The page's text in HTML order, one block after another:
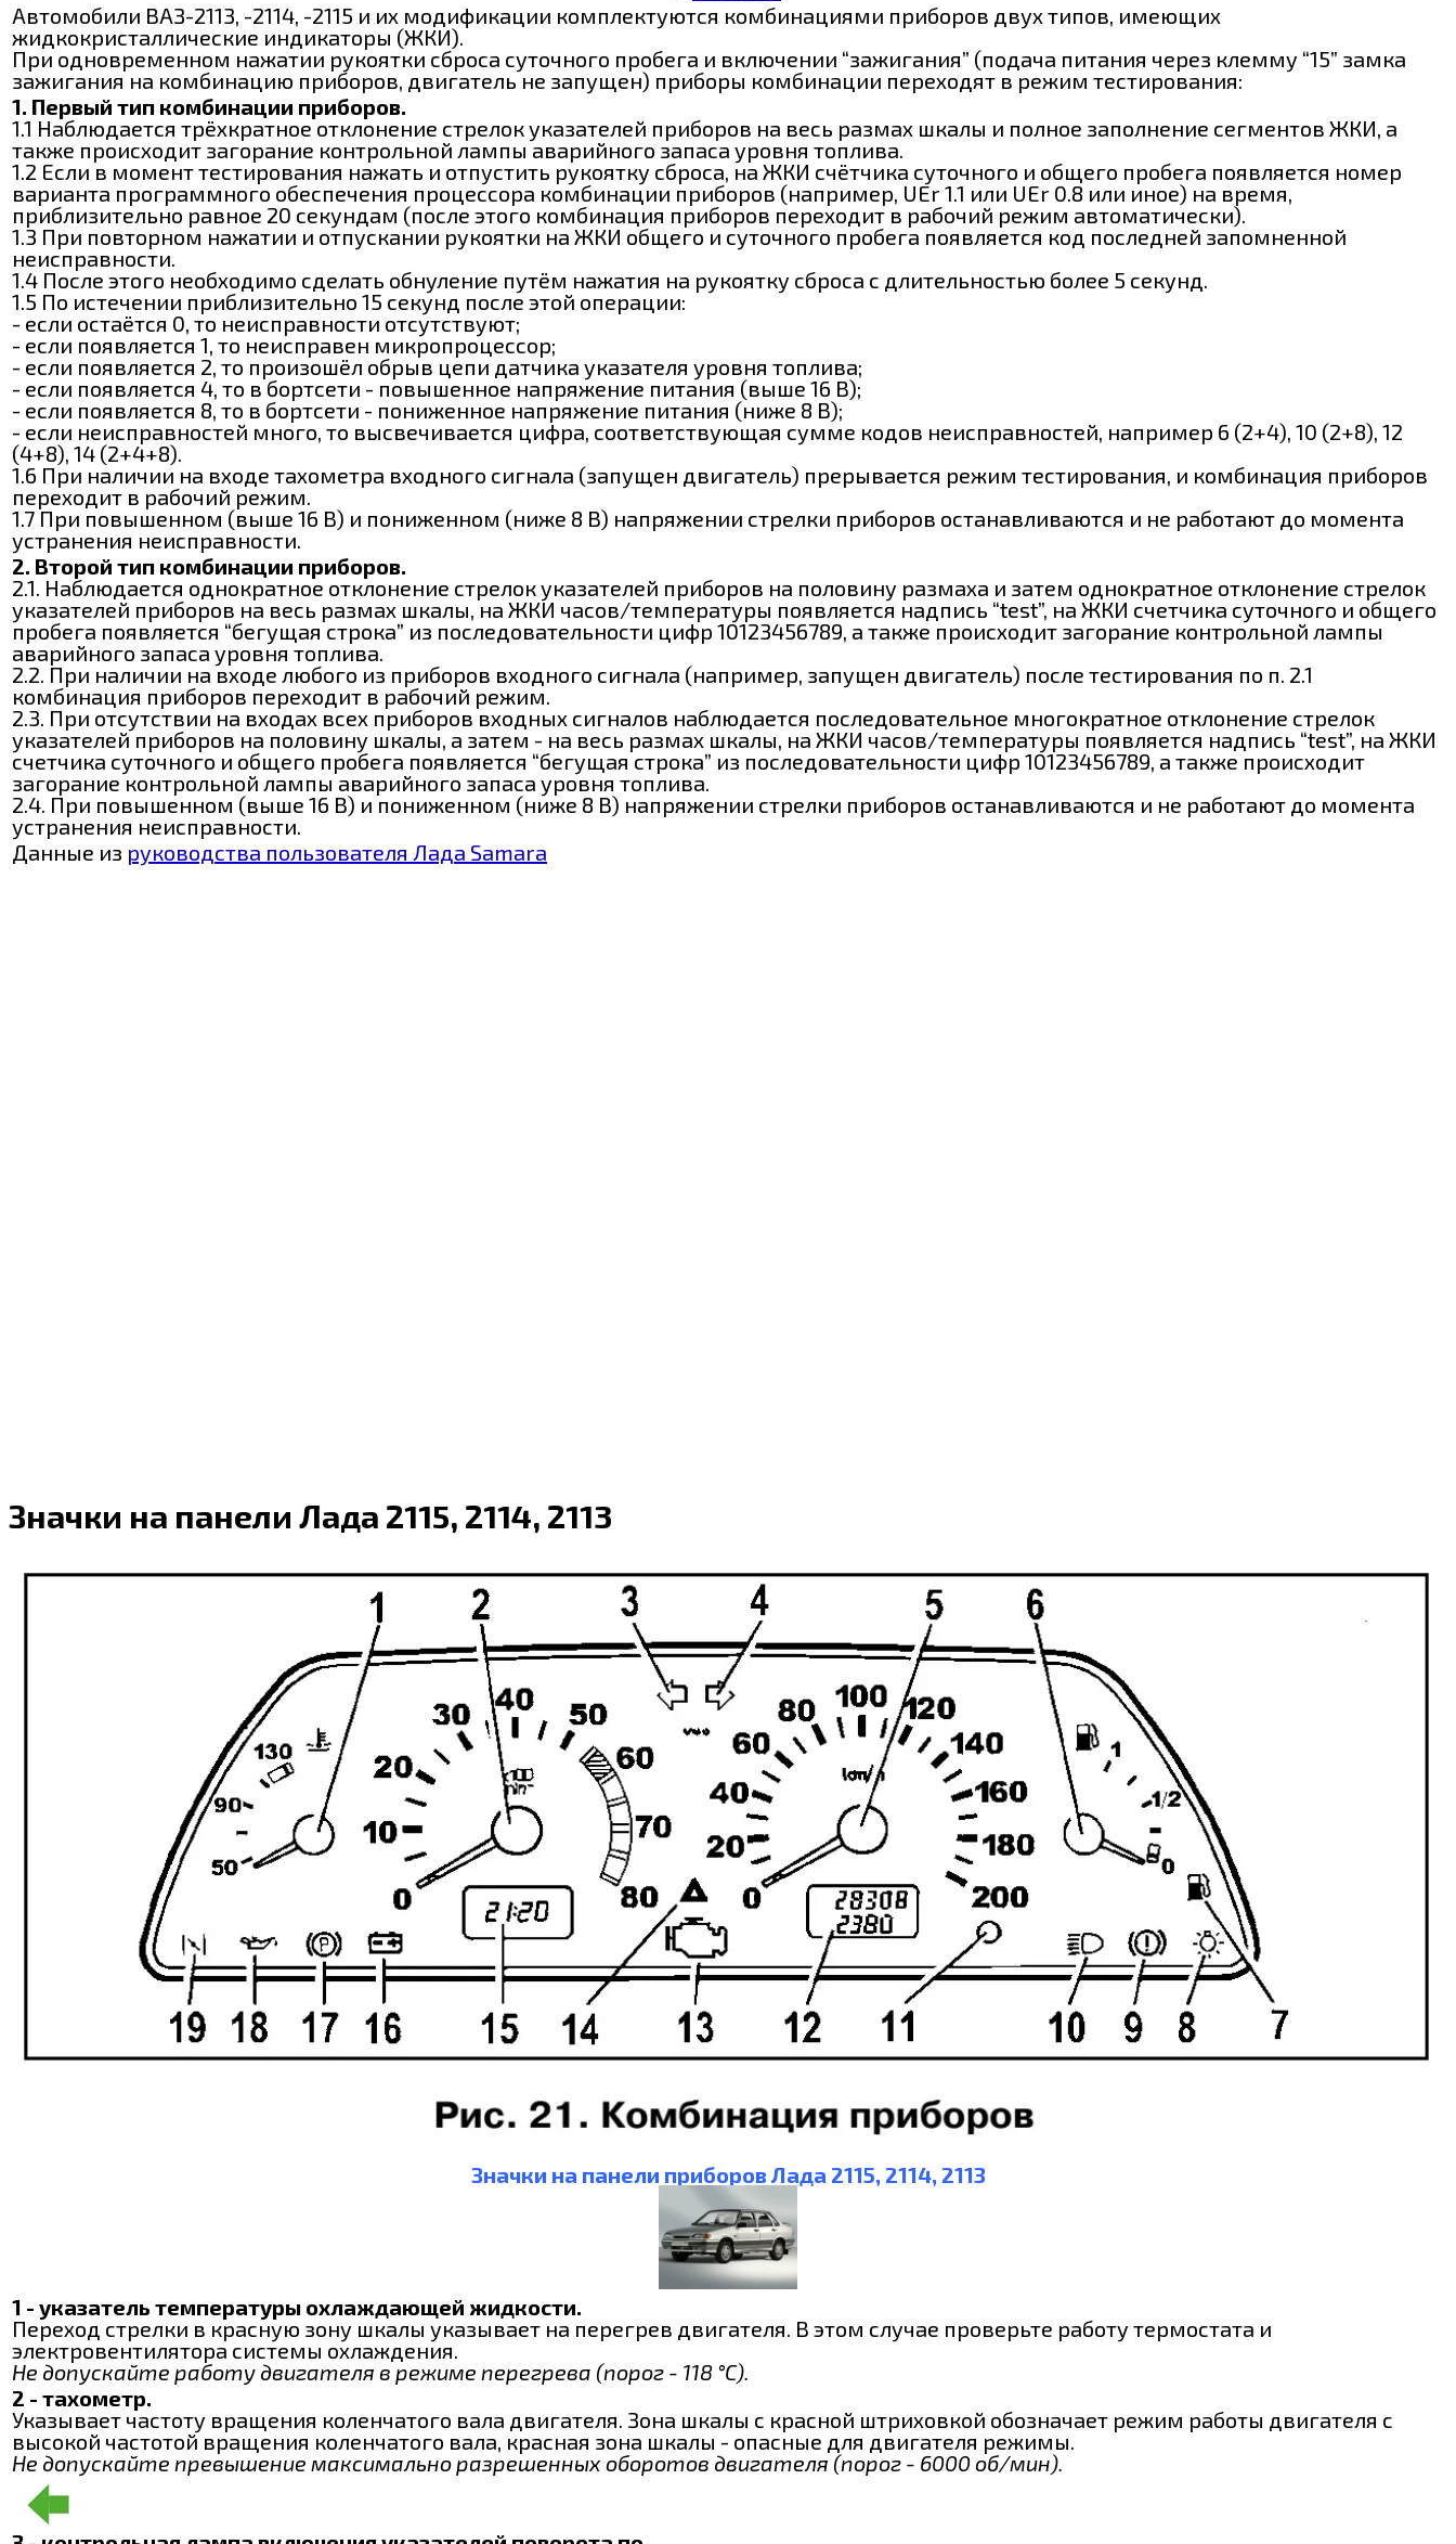
Автомобили ВАЗ-2113, -2114, -2115 и их модификации комплектуются комбинациями приборов двух типов, имеющих
жидкокристаллические индикаторы (ЖКИ).
При одновременном нажатии рукоятки сброса суточного пробега и включении “зажигания” (подача питания через клемму “15” замка
зажигания на комбинацию приборов, двигатель не запущен) приборы комбинации переходят в режим тестирования:
1. Первый тип комбинации приборов.
1.1 Наблюдается трёхкратное отклонение стрелок указателей приборов на весь размах шкалы и полное заполнение сегментов ЖКИ, а
также происходит загорание контрольной лампы аварийного запаса уровня топлива.
1.2 Если в момент тестирования нажать и отпустить рукоятку сброса, на ЖКИ счётчика суточного и общего пробега появляется номер
варианта программного обеспечения процессора комбинации приборов (например, UEr 1.1 или UEr 0.8 или иное) на время,
приблизительно равное 20 секундам (после этого комбинация приборов переходит в рабочий режим автоматически).
1.3 При повторном нажатии и отпускании рукоятки на ЖКИ общего и суточного пробега появляется код последней запомненной
неисправности.
1.4 После этого необходимо сделать обнуление путём нажатия на рукоятку сброса с длительностью более 5 секунд.
1.5 По истечении приблизительно 15 секунд после этой операции:
- если остаётся 0, то неисправности отсутствуют;
- если появляется 1, то неисправен микропроцессор;
- если появляется 2, то произошёл обрыв цепи датчика указателя уровня топлива;
- если появляется 4, то в бортсети - повышенное напряжение питания (выше 16 В);
- если появляется 8, то в бортсети - пониженное напряжение питания (ниже 8 В);
- если неисправностей много, то высвечивается цифра, соответствующая сумме кодов неисправностей, например 6 (2+4), 10 (2+8), 12
(4+8), 14 (2+4+8).
1.6 При наличии на входе тахометра входного сигнала (запущен двигатель) прерывается режим тестирования, и комбинация приборов
переходит в рабочий режим.
1.7 При повышенном (выше 16 В) и пониженном (ниже 8 В) напряжении стрелки приборов останавливаются и не работают до момента
устранения неисправности.
2. Второй тип комбинации приборов.
2.1. Наблюдается однократное отклонение стрелок указателей приборов на половину размаха и затем однократное отклонение стрелок
указателей приборов на весь размах шкалы, на ЖКИ часов/температуры появляется надпись “test”, на ЖКИ счетчика суточного и общего
пробега появляется “бегущая строка” из последовательности цифр 10123456789, а также происходит загорание контрольной лампы
аварийного запаса уровня топлива.
2.2. При наличии на входе любого из приборов входного сигнала (например, запущен двигатель) после тестирования по п. 2.1
комбинация приборов переходит в рабочий режим.
2.3. При отсутствии на входах всех приборов входных сигналов наблюдается последовательное многократное отклонение стрелок
указателей приборов на половину шкалы, а затем - на весь размах шкалы, на ЖКИ часов/температуры появляется надпись “test”, на ЖКИ
счетчика суточного и общего пробега появляется “бегущая строка” из последовательности цифр 10123456789, а также происходит
загорание контрольной лампы аварийного запаса уровня топлива.
2.4. При повышенном (выше 16 В) и пониженном (ниже 8 В) напряжении стрелки приборов останавливаются и не работают до момента
устранения неисправности.
Данные из руководства пользователя Лада Samara
Значки на панели Лада 2115, 2114, 2113
Значки на панели приборов Лада 2115, 2114, 2113
1 - указатель температуры охлаждающей жидкости.
Переход стрелки в красную зону шкалы указывает на перегрев двигателя. В этом случае проверьте работу термостата и
электровентилятора системы охлаждения.
Не допускайте работу двигателя в режиме перегрева (порог - 118 °С).
2 - тахометр.
Указывает частоту вращения коленчатого вала двигателя. Зона шкалы с красной штриховкой обозначает режим работы двигателя с
высокой частотой вращения коленчатого вала, красная зона шкалы - опасные для двигателя режимы.
Не допускайте превышение максимально разрешенных оборотов двигателя (порог - 6000 об/мин).